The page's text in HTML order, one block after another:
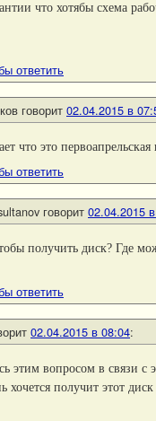
что хотябы схема
ответить
говорит 02.04.2015 в
что это первоапрельская
ответить
говорит 02.04.2015
получить диск? Где
ответить
02.04.2015 в 08:04:
этим вопросом в связи с
хочется получит этот